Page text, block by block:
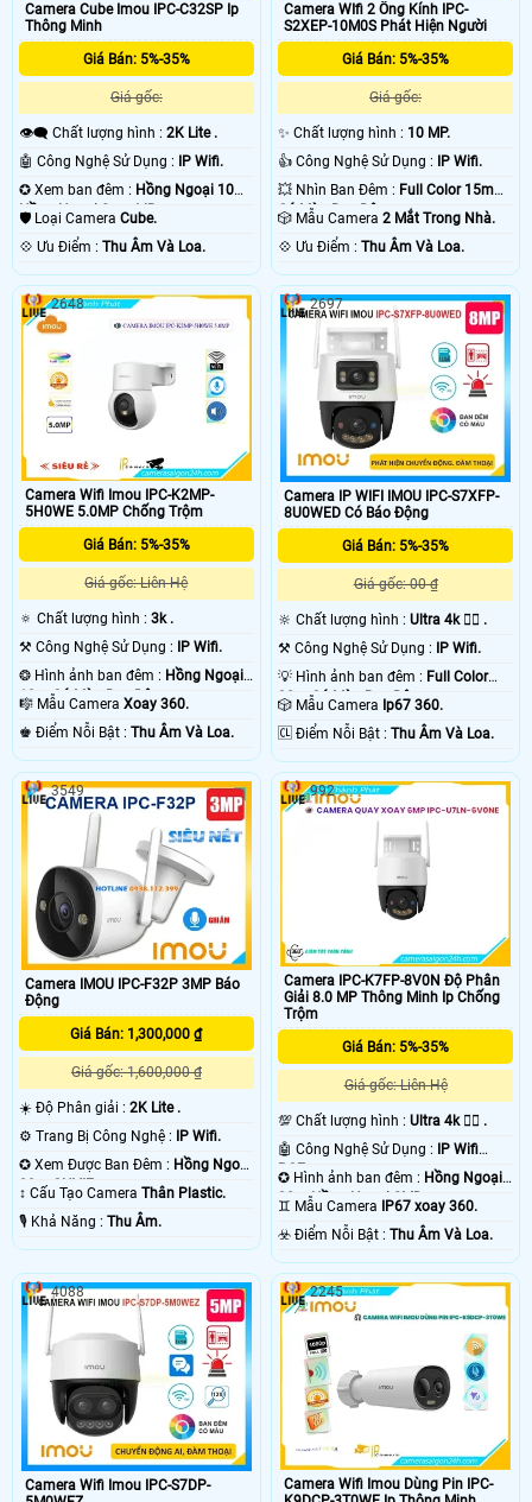
Camera Cube Imou IPC-C32SP Ip
Thông Minh
Giá Bán: 5%-35%
Giá gốc:
👁️‍🗨 Chất lượng hình : 2K Lite .
🤖️ Công Nghệ Sử Dụng :
IP Wifi.
✪ Xem ban đêm : Hồng Ngoại 10m
Hồng Ngoại Smart IR.
🛡 Loại Camera Cube.
️💠 Ưu Điểm : Thu Âm Và Loa.
Camera WIfi 2 Ống Kính IPC-
S2XEP-10M0S Phát Hiện Người
Giá Bán: 5%-35%
Giá gốc:
✨ Chất lượng hình : 10 MP.
👍 Công Nghệ Sử Dụng :
IP Wifi.
💥 Nhìn Ban Đêm : Full Color 15m
Có Màu Ban Ðêm.
🎲 Mẫu Camera2 Mắt Trong Nhà.
️💠 Ưu Điểm :Thu Âm Và Loa.
Camera Wifi Imou IPC-K2MP-
5H0WE 5.0MP Chống Trộm
Giá Bán: 5%-35%
Giá gốc: Liên Hệ
🔅 Chất lượng hình : 3k .
⚒ Công Nghệ Sử Dụng : IP Wifi.
❂ Hình ảnh ban đêm : Hồng Ngoại
10m Có Màu Ban Ðêm.
🎼️ Mẫu Camera Xoay 360.
️♚ Điểm Nỗi Bật : Thu Âm Và Loa.
2648
Camera IP WIFI IMOU IPC-S7XFP-
8U0WED Có Báo Động
Giá Bán: 5%-35%
Giá gốc: 00 ₫
🔆 Chất lượng hình :Ultra 4k 👍🏾 .
⚒ Công Nghệ Sử Dụng :
IP Wifi.
💡 Hình ảnh ban đêm : Full Color
30m Có Màu Ban Ðêm.
🎲 Mẫu Camera Ip67 360.
️🆑 Điểm Nỗi Bật :Thu Âm Và Loa.
2697
Camera IMOU IPC-F32P 3MP Báo
Động
Giá Bán: 1,300,000 ₫
Giá gốc: 1,600,000 ₫
☀️ Độ Phân giải : 2K Lite .
⚙ Trang Bị Công Nghệ : IP Wifi.
✪ Xem Được Ban Đêm : Hồng Ngoại
30m ONVIF.
↕️ Cấu Tạo Camera Thân Plastic.
️🎙 Khả Năng : Thu Âm.
3549
Camera IPC-K7FP-8V0N Độ Phân
Giải 8.0 MP Thông Minh Ip Chống
Trộm
Giá Bán: 5%-35%
Giá gốc: Liên Hệ
💯 Chất lượng hình :Ultra 4k 👍🏾 .
🤖️ Công Nghệ Sử Dụng :
IP Wifi
POE.
✪ Hình ảnh ban đêm : Hồng Ngoại
30m Hồng Ngoại SMD.
♊ Mẫu Camera
IP67 xoay 360.
️☣️ Điểm Nỗi Bật :Thu Âm Và Loa.
992
Camera Wifi Imou IPC-S7DP-
4088
Camera Wifi Imou Dùng Pin IPC-
2245